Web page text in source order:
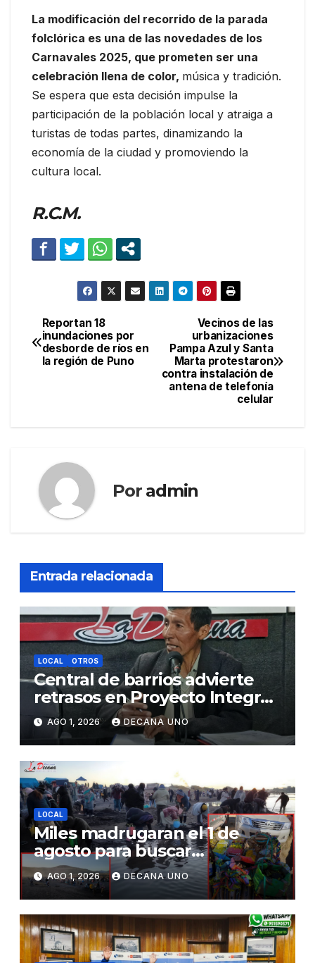
La modificación del recorrido de la parada
folclórica es una de las novedades de los
Carnavales 2025, que prometen ser una
celebración llena de color, música y tradición.
Se espera que esta decisión impulse la
participación de la población local y atraiga a
turistas de todas partes, dinamizando la
economía de la ciudad y promoviendo la
cultura local.
R.C.M.
Navegación
de
Vecinos de las
urbanizaciones
Pampa Azul y Santa
Marta protestaron
contra instalación de
antena de telefonía
celular
Reportan 18
inundaciones por
desborde de ríos en
la región de Puno
Por admin
Entrada relacionada
LOCAL OTROS
Central de barrios advierte
retrasos en Proyecto Integral
de Agua y Alcantarillado para
Juliaca
AGO 1, 2026 DECANA UNO
LOCAL
Miles madrugaran el 1 de
agosto para buscar
piedrecillas en los ríos y
realizar la challa por la
riqueza y la prosperidad
AGO 1, 2026 DECANA UNO